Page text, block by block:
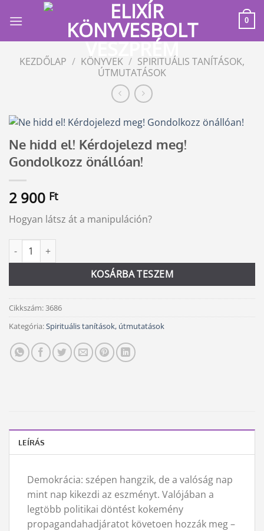
0
KEZDŐLAP / KÖNYVEK / SPIRITUÁLIS TANÍTÁSOK,
ÚTMUTATÁSOK
Ne hidd el! Kérdojelezd meg!
Gondolkozz önállóan!
2 900 Ft
Hogyan látsz át a manipuláción?
Ne hidd el! Kérdojelezd meg! Gondolkozz önállóan! mennyiség
KOSÁRBA TESZEM
Alternative:
Cikkszám:3686
Kategória:Spirituális tanítások, útmutatások
LEÍRÁS
Demokrácia: szépen hangzik, de a valóság nap
mint nap kikezdi az eszményt. Valójában a
legtöbb politikai döntést kokemény
propagandahadjáratot követoen hozzák meg –